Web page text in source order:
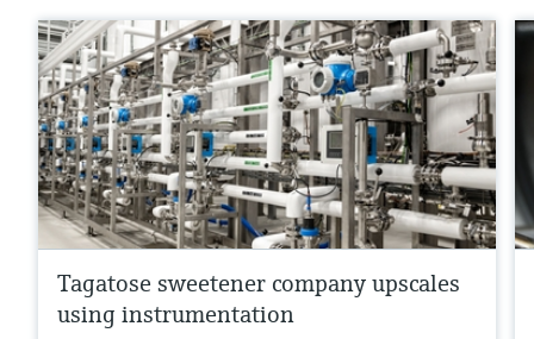
Tagatose sweetener company upscales
using instrumentation